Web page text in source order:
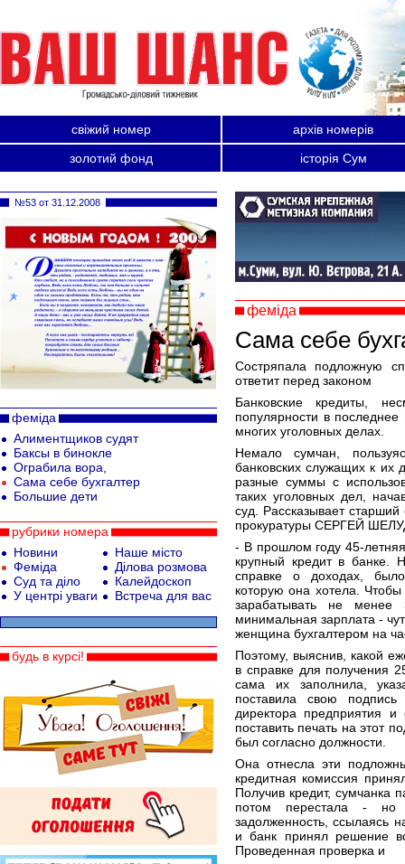
свіжий номер
архів номерів
золотий фонд
історія Сум
феміда
Сама себе
Состряпала подложную
ответит перед законом
Банковские кредиты,
популярности в
многих уголовных делах.
Немало сумчан,
банковских служащих к их
разные суммы с
таких уголовных дел,
суд. Рассказывает
прокуратуры СЕРГЕЙ
- В прошлом году 45-
крупный кредит в банке.
справке о доходах,
которую она хотела.
зарабатывать не
минимальная зарплата -
женщина бухгалтером на
Поэтому, выяснив, какой
в справке для получения
сама их заполнила,
поставила свою
директора предприятия
поставить печать на этот
был согласно должности.
Она отнесла эти
кредитная комиссия
Получив кредит, сумчанка
потом перестала - но
задолженность, ссылаясь
и банк принял решение
Проведенная проверка и
№53 от 31.12.2008
феміда
Алиментщиков судят
Баксы в бинокле
Ограбила вора,
Сама себе бухгалтер
Большие дети
рубрики номера
Новини
Феміда
Суд та діло
У центрі уваги
Наше місто
Ділова розмова
Калейдоскоп
Встреча для вас
будь в курсі!